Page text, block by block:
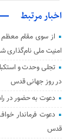
اخبار مرتبط
امنیت ملی نام‌گذاری
تجلی وحدت و
در روز جهانی قدس
دعوت به حضور در
دعوت فرماندار
قدس